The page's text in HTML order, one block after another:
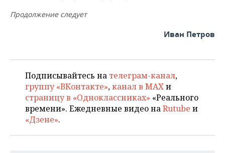
Продолжение следует
Иван Петров
Подписывайтесь на телеграм-канал,
группу «ВКонтакте»,канал в MAXи
страницу в «Одноклассниках» «Реального
времени». Ежедневные видео наRutube и
«Дзене».